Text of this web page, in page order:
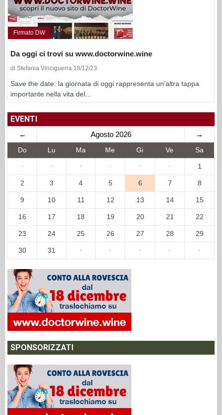
Firmato DW
Da oggi ci trovi su www.doctorwine.wine
di Stefania Vinciguerra 18/12/23
Save the date: la giornata di oggi rappresenta un’altra tappa
importante nella vita del...
EVENTI
← Agosto 2026 →
Do Lu Ma Me Gi Ve Sa
· · · · · · 1
2 3 4 5 6 7 8
9 10 11 12 13 14 15
16 17 18 19 20 21 22
23 24 25 26 27 28 29
30 31 · · · · ·
SPONSORIZZATI